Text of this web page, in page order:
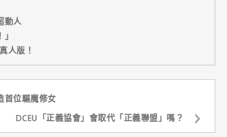
動人
人版！
位驅魔修女
DCEU「正義協會」會取代「正義聯盟」嗎？